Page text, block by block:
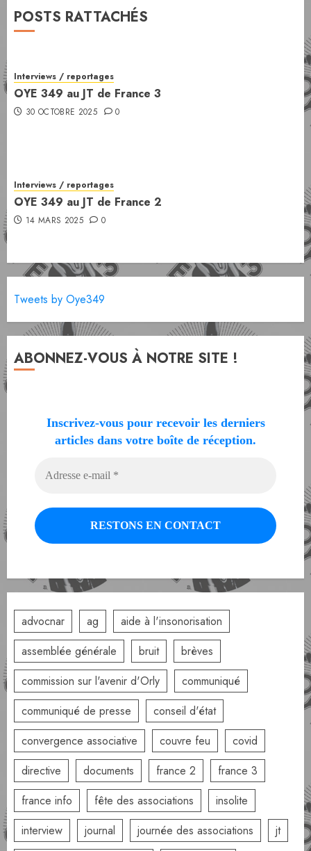
POSTS RATTACHÉS
Interviews / reportages
OYE 349 au JT de France 3
30 OCTOBRE 2025 0
Interviews / reportages
OYE 349 au JT de France 2
14 MARS 2025 0
Tweets by Oye349
ABONNEZ-VOUS À NOTRE SITE !
Inscrivez-vous pour recevoir les derniers
articles dans votre boîte de réception.
advocnar ag
aide à l'insonorisation
assemblée générale
bruit
brèves
commission sur l'avenir d'Orly
communiqué
communiqué de presse
conseil d'état
convergence associative
couvre feu
covid
directive
documents france 2
france 3
france info
fête des associations
insolite
interview
journal journée des associations jt